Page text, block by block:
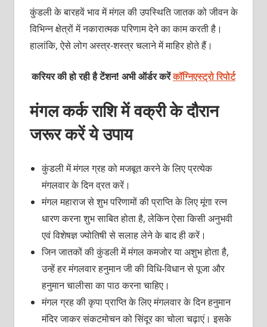
कुंडली के बारहवें भाव में मंगल की उपस्थिति जातक को जीवन के
विभिन्न क्षेत्रों में नकारात्मक परिणाम देने का काम करती है।
हालांकि, ऐसे लोग अस्त्र-शस्त्र चलाने में माहिर होते हैं।
करियर की हो रही है टेंशन! अभी ऑर्डर करेंकॉग्निएस्ट्रो रिपोर्ट
मंगल कर्क राशि में वक्री के दौरान
जरूर करें ये उपाय
कुंडली में मंगल ग्रह को मजबूत करने के लिए प्रत्येक
मंगलवार के दिन व्रत करें।
मंगल महाराज से शुभ परिणामों की प्राप्ति के लिए मूंगा रत्न
धारण करना शुभ साबित होता है, लेकिन ऐसा किसी अनुभवी
एवं विशेषज्ञ ज्योतिषी से सलाह लेने के बाद ही करें।
जिन जातकों की कुंडली में मंगल कमजोर या अशुभ होता है,
उन्हें हर मंगलवार हनुमान जी की विधि-विधान से पूजा और
हनुमान चालीसा का पाठ करना चाहिए।
मंगल ग्रह की कृपा प्राप्ति के लिए मंगलवार के दिन हनुमान
मंदिर जाकर संकटमोचन को सिंदूर का चोला चढ़ाएं। इसके